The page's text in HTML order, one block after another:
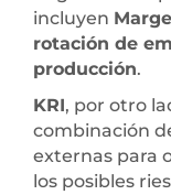
incluyen
rotación de
producción.
KRI, por otro
combinación
externas para
los posibles